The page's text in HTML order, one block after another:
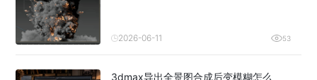
2026-06-11 53
3dmax导出全景图合成后变模糊怎么